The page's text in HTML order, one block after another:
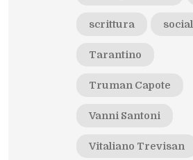
scrittura social
Tarantino
Truman Capote
Vanni Santoni
Vitaliano Trevisan